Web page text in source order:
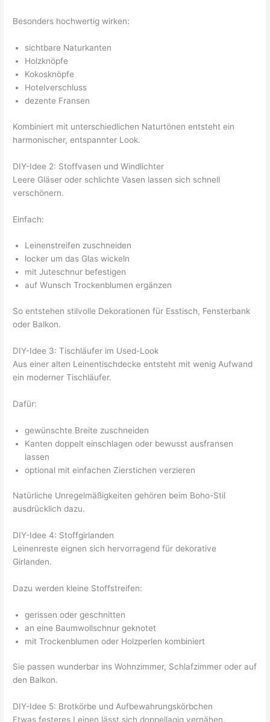
Besonders hochwertig wirken:
sichtbare Naturkanten
Holzknöpfe
Kokosknöpfe
Hotelverschluss
dezente Fransen
Kombiniert mit unterschiedlichen Naturtönen entsteht ein
harmonischer, entspannter Look.
DIY-Idee 2: Stoffvasen und Windlichter
Leere Gläser oder schlichte Vasen lassen sich schnell
verschönern.
Einfach:
Leinenstreifen zuschneiden
locker um das Glas wickeln
mit Juteschnur befestigen
auf Wunsch Trockenblumen ergänzen
So entstehen stilvolle Dekorationen für Esstisch, Fensterbank
oder Balkon.
DIY-Idee 3: Tischläufer im Used-Look
Aus einer alten Leinentischdecke entsteht mit wenig Aufwand
ein moderner Tischläufer.
Dafür:
gewünschte Breite zuschneiden
Kanten doppelt einschlagen oder bewusst ausfransen
lassen
optional mit einfachen Zierstichen verzieren
Natürliche Unregelmäßigkeiten gehören beim Boho-Stil
ausdrücklich dazu.
DIY-Idee 4: Stoffgirlanden
Leinenreste eignen sich hervorragend für dekorative
Girlanden.
Dazu werden kleine Stoffstreifen:
gerissen oder geschnitten
an eine Baumwollschnur geknotet
mit Trockenblumen oder Holzperlen kombiniert
Sie passen wunderbar ins Wohnzimmer, Schlafzimmer oder auf
den Balkon.
DIY-Idee 5: Brotkörbe und Aufbewahrungskörbchen
Etwas festeres Leinen lässt sich doppellagig vernähen.